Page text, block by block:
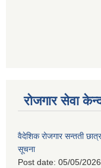
रोजगार सेवा
वैदेशिक रोजगार सन्तती
सूचना
Post date: 05/05/